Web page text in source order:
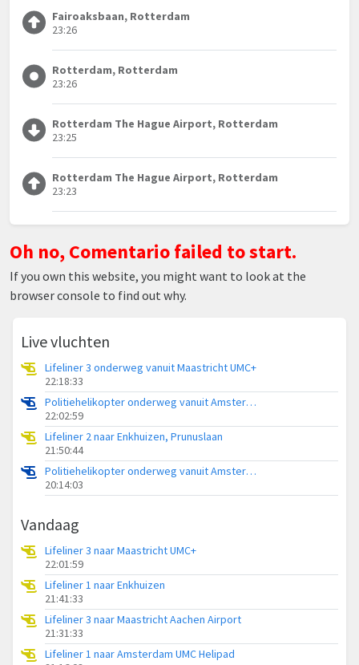
Fairoaksbaan, Rotterdam
23:26
Rotterdam, Rotterdam
23:26
Rotterdam The Hague Airport, Rotterdam
23:25
Rotterdam The Hague Airport, Rotterdam
23:23
Oh no, Comentario failed to start.
If you own this website, you might want to look at the
browser console to find out why.
Live vluchten
Lifeliner 3 onderweg vanuit Maastricht UMC+
22:18:33
Politiehelikopter onderweg vanuit Amsterdam Vliegveld Schiphol
22:02:59
Lifeliner 2 naar Enkhuizen, Prunuslaan
21:50:44
Politiehelikopter onderweg vanuit Amsterdam Vliegveld Schiphol
20:14:03
Vandaag
Lifeliner 3 naar Maastricht UMC+
22:01:59
Lifeliner 1 naar Enkhuizen
21:41:33
Lifeliner 3 naar Maastricht Aachen Airport
21:31:33
Lifeliner 1 naar Amsterdam UMC Helipad